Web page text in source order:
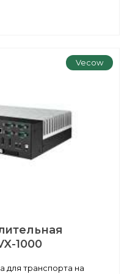
Vecow
1000
для транспорта на